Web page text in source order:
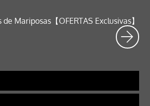
Mariposas【OFERTAS Exclusivas】